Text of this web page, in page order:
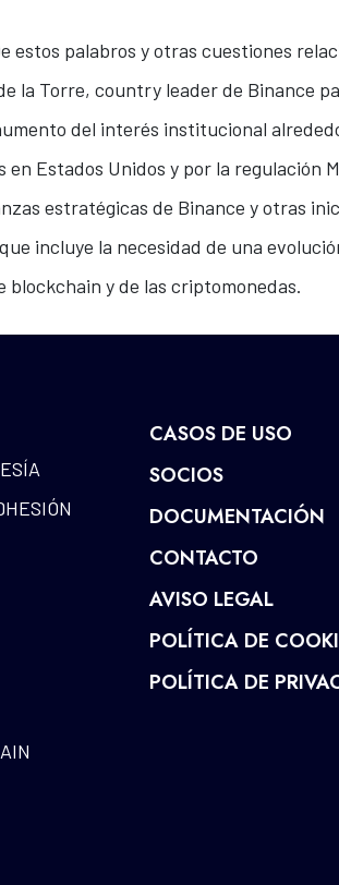
estos palabros y otras cuestiones
la Torre, country leader de Binance
del interés institucional
en Estados Unidos y por la regulación
estratégicas de Binance y otras
incluye la necesidad de una
blockchain y de las criptomonedas.
CASOS DE USO
SOCIOS
DOCUMENTACIÓN
CONTACTO
AVISO LEGAL
POLÍTICA DE
POLÍTICA DE